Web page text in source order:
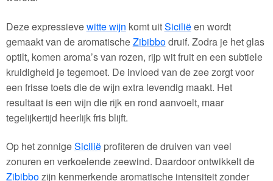
Deze expressievewitte wijn komt uitSiciliëen wordt
gemaakt van de aromatischeZibibbodruif. Zodra je het glas
optilt, komen aroma’s van rozen, rijp wit fruit en een subtiele
kruidigheid je tegemoet. De invloed van de zee zorgt voor
een frisse toets die de wijn extra levendig maakt. Het
resultaat is een wijn die rijk en rond aanvoelt, maar
tegelijkertijd heerlijk fris blijft.
Op het zonnigeSiciliëprofiteren de druiven van veel
zonuren en verkoelende zeewind. Daardoor ontwikkelt de
Zibibbozijn kenmerkende aromatische intensiteit zonder